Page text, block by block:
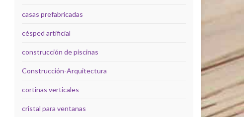
casas prefabricadas
césped artificial
construcción de piscinas
Construcción-Arquitectura
cortinas verticales
cristal para ventanas